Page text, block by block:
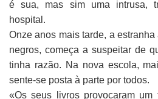
é sua, mas sim uma intrusa,
hospital.
Onze anos mais tarde, a
negros, começa a suspeitar de
tinha razão. Na nova escola,
sente-se posta à parte por todos.
«Os seus livros provocaram